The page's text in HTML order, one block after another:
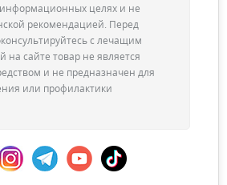
целях и не
рекомендацией. Перед
с лечащим
на сайте товар не является
и не предназначен для
или профилактики